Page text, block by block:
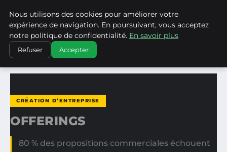
WP CAPE
ACCUEIL CRÉATION D’ENTREPRISE
CRÉATION D’ENTREPRISE
OFFERINGS
80 % des propositions commerciales échouent
Nous utilisons des cookies pour améliorer votre
expérience de navigation. En poursuivant, vous acceptez
notre politique de confidentialité. En savoir plus
Refuser Accepter